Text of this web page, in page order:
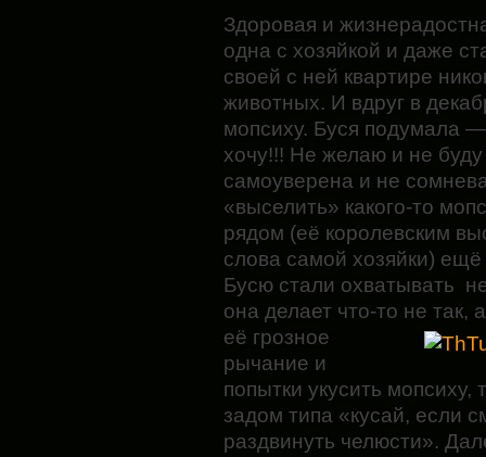
Здоровая и
одна с хозяйкой и даже
своей с ней квартире
животных. И вдруг в
мопсиху. Буся подумала
хочу!!! Не желаю и не
самоуверена и не
«выселить» какого-то
рядом (её королевским
слова самой хозяйки) ещё
Бусю стали охватывать
она делает что-то не так,
её грозное
рычание и
попытки укусить мопсиху,
задом типа «кусай, если
раздвинуть челюсти».